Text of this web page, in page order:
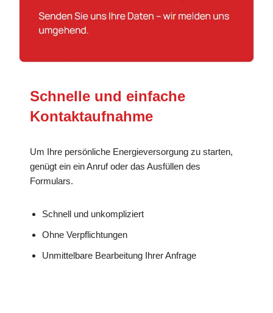
Schnelle und einfache
Kontaktaufnahme
Um Ihre persönliche Energieversorgung zu starten,
genügt ein ein Anruf oder das Ausfüllen des
Formulars.
Schnell und unkompliziert
Ohne Verpflichtungen
Unmittelbare Bearbeitung Ihrer Anfrage